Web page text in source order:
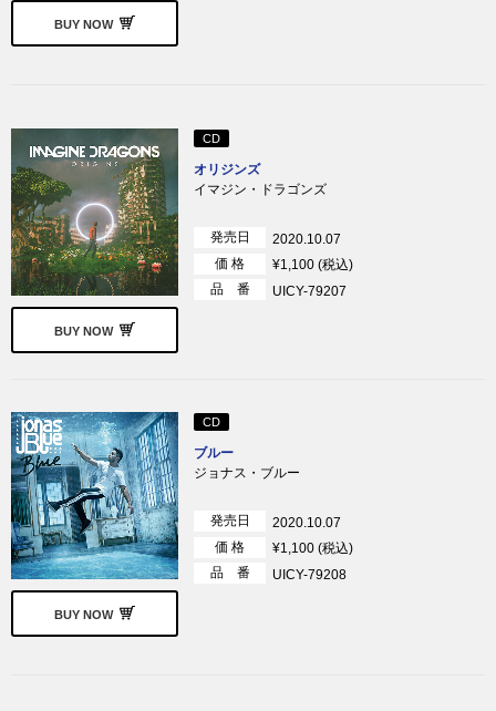
BUY NOW
BUY NOW
CD
オリジンズ
イマジン・ドラゴンズ
発売日
2020.10.07
価 格
¥1,100 (税込)
品 番
UICY-79207
BUY NOW
CD
ブルー
ジョナス・ブルー
発売日
2020.10.07
価 格
¥1,100 (税込)
品 番
UICY-79208